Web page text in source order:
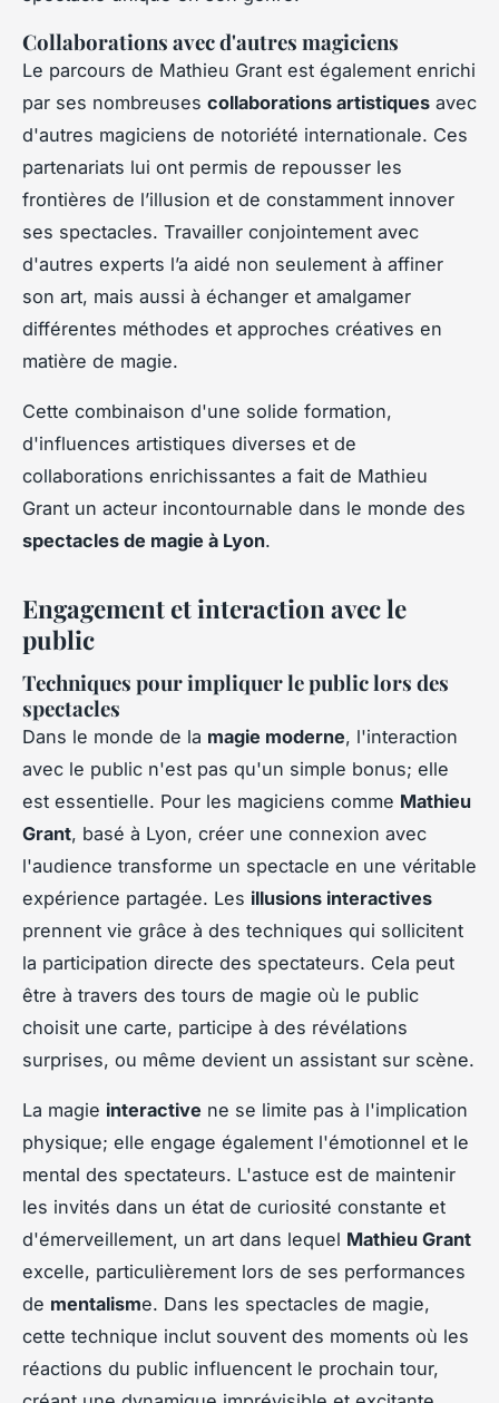
Collaborations avec d'autres magiciens
Le parcours de Mathieu Grant est également enrichi
par ses nombreuses collaborations artistiques avec
d'autres magiciens de notoriété internationale. Ces
partenariats lui ont permis de repousser les
frontières de l’illusion et de constamment innover
ses spectacles. Travailler conjointement avec
d'autres experts l’a aidé non seulement à affiner
son art, mais aussi à échanger et amalgamer
différentes méthodes et approches créatives en
matière de magie.
Cette combinaison d'une solide formation,
d'influences artistiques diverses et de
collaborations enrichissantes a fait de Mathieu
Grant un acteur incontournable dans le monde des
spectacles de magie à Lyon.
Engagement et interaction avec le
public
Techniques pour impliquer le public lors des
spectacles
Dans le monde de la magie moderne, l'interaction
avec le public n'est pas qu'un simple bonus; elle
est essentielle. Pour les magiciens comme Mathieu
Grant, basé à Lyon, créer une connexion avec
l'audience transforme un spectacle en une véritable
expérience partagée. Les illusions interactives
prennent vie grâce à des techniques qui sollicitent
la participation directe des spectateurs. Cela peut
être à travers des tours de magie où le public
choisit une carte, participe à des révélations
surprises, ou même devient un assistant sur scène.
La magie interactive ne se limite pas à l'implication
physique; elle engage également l'émotionnel et le
mental des spectateurs. L'astuce est de maintenir
les invités dans un état de curiosité constante et
d'émerveillement, un art dans lequel Mathieu Grant
excelle, particulièrement lors de ses performances
de mentalisme. Dans les spectacles de magie,
cette technique inclut souvent des moments où les
réactions du public influencent le prochain tour,